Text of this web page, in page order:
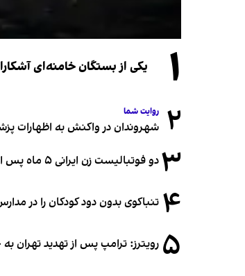
۱ یکی از بستگان خامنه‌ای
۲ روایت شما
شهروندان در واکنش به اظهارات
۳دو فوتبالیست زن ایرانی ۵ ماه پس از پناهندگی، شهروند استرالیا شدند
۴ تنباکوی بدون دود کودکان را در
۵ رویترز: ترامپ پس از تهدید تهران